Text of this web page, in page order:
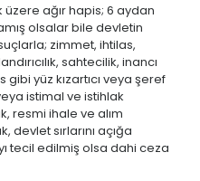
ağır hapis; 6 aydan
olsalar bile devletin
zimmet, ihtilas,
sahtecilik, inancı
yüz kızartıcı veya şeref
istimal ve istihlak
resmi ihale ve alım
devlet sırlarını açığa
tecil edilmiş olsa dahi ceza